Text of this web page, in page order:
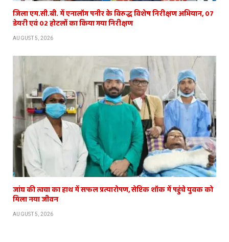
जिला एम.सी.बी. में एनालॉग पनीर के विरुद्ध विशेष निरीक्षण अभियान, 07
डेयरी एवं 02 होटलों का किया गया निरीक्षण
AUGUST 5, 2026
जांघ की त्वचा का हाथ में सफल प्रत्यारोपण, सेप्टिक शॉक में पहुंचे युवक को
मिला नया जीवन
AUGUST 5, 2026